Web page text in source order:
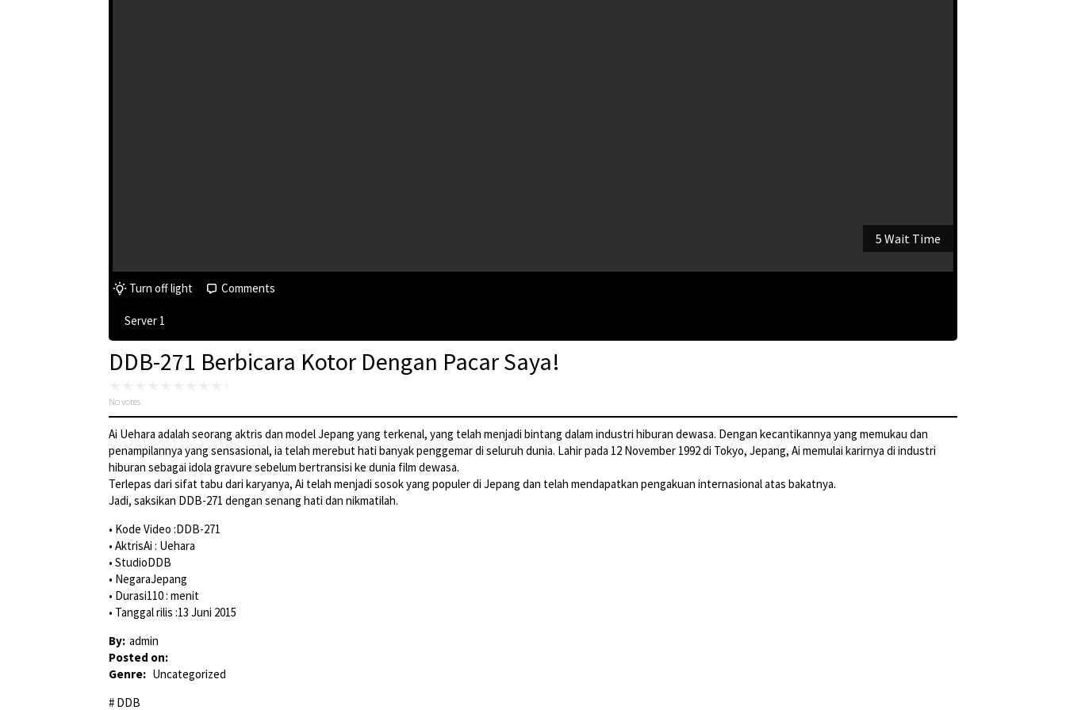
5 Wait Time
Turn off light Comments
Server 1
DDB-271 Berbicara Kotor Dengan Pacar Saya!
No votes
Ai Uehara adalah seorang aktris dan model Jepang yang terkenal, yang telah menjadi bintang dalam industri hiburan dewasa. Dengan kecantikannya yang memukau dan
penampilannya yang sensasional, ia telah merebut hati banyak penggemar di seluruh dunia. Lahir pada 12 November 1992 di Tokyo, Jepang, Ai memulai karirnya di industri
hiburan sebagai idola gravure sebelum bertransisi ke dunia film dewasa.
Terlepas dari sifat tabu dari karyanya, Ai telah menjadi sosok yang populer di Jepang dan telah mendapatkan pengakuan internasional atas bakatnya.
Jadi, saksikan DDB-271 dengan senang hati dan nikmatilah.
• Kode Video :DDB-271
• AktrisAi : Uehara
• StudioDDB
• NegaraJepang
• Durasi110 : menit
• Tanggal rilis :13 Juni 2015
By: admin
Posted on:
Genre: Uncategorized
DDB